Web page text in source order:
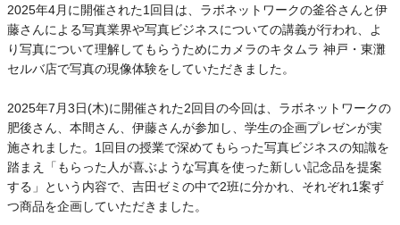
2025年4月に開催された1回目は、ラボネットワークの釜谷さんと伊
藤さんによる写真業界や写真ビジネスについての講義が行われ、よ
り写真について理解してもらうためにカメラのキタムラ 神戸・東灘
セルバ店で写真の現像体験をしていただきました。
2025年7月3日(木)に開催された2回目の今回は、ラボネットワークの
肥後さん、本間さん、伊藤さんが参加し、学生の企画プレゼンが実
施されました。1回目の授業で深めてもらった写真ビジネスの知識を
踏まえ「もらった人が喜ぶような写真を使った新しい記念品を提案
する」という内容で、吉田ゼミの中で2班に分かれ、それぞれ1案ず
つ商品を企画していただきました。